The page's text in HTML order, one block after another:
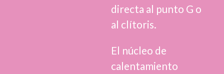
directa al punto G o
al clítoris.
El núcleo de
calentamiento